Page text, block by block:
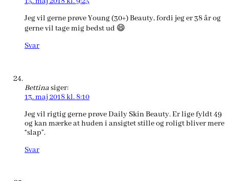
Jeg vil gerne prøve Young (30+) Beauty, fordi jeg er 38 år og
gerne vil tage mig bedst ud 😄
Svar
Bettinasiger:
13. maj 2018 kl. 8:10
Jeg vil rigtig gerne prøve Daily Skin Beauty. Er lige fyldt 49
og kan mærke at huden i ansigtet stille og roligt bliver mere
“slap”.
Svar